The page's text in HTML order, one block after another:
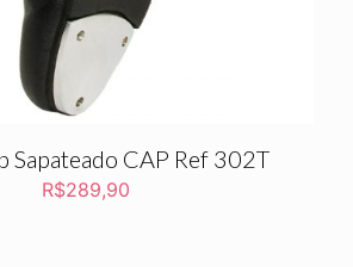
Sapateado CAP Ref 302T
R$289,90